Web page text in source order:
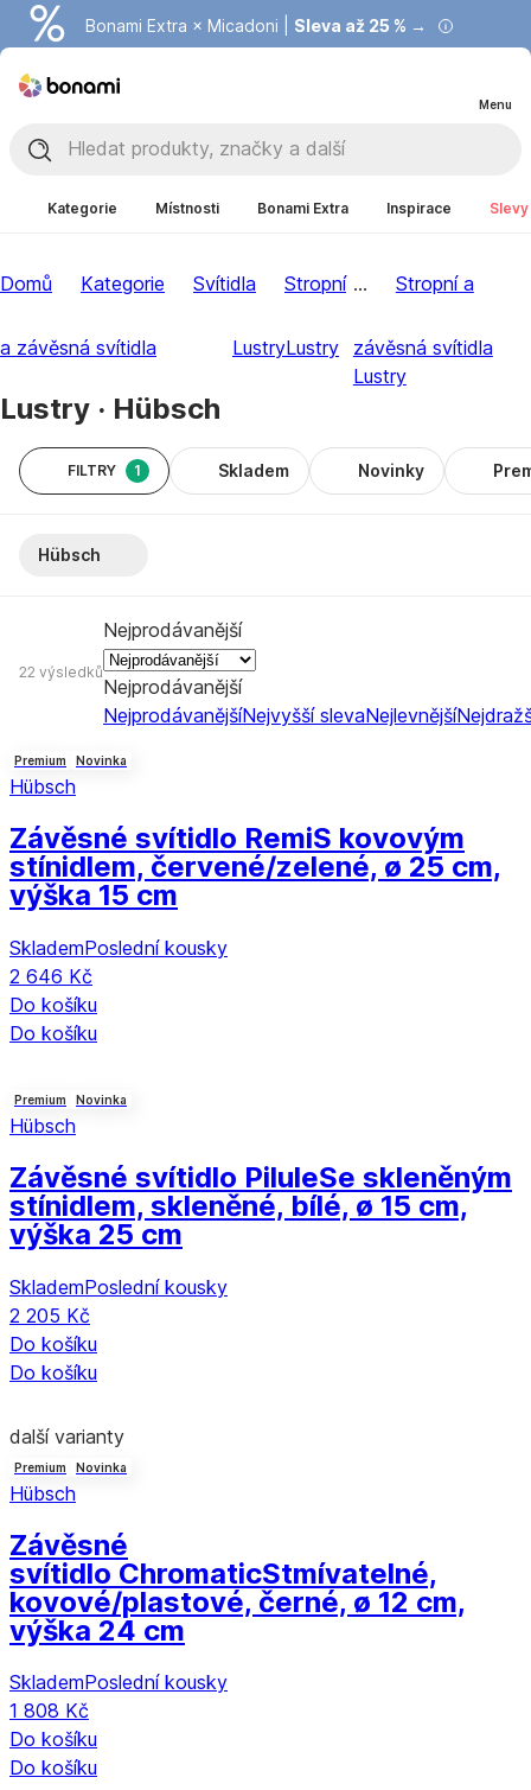
Bonami Extra × Micadoni | Sleva až 25 % →
Summer Sale | Ušetřete až 40 % →
Menu
Kategorie Místnosti Bonami Extra Inspirace
Domů Kategorie Svítidla Stropní
a závěsná svítidla LustryLustry
... Stropní a
závěsná svítidla
Lustry
Lustry · Hübsch
FILTRY 1 Skladem Novinky
Hübsch
22 výsledků
Nejprodávanější
Nejprodávanější
NejprodávanějšíNejvyšší slevaNejlevnější
Premium Novinka
Hübsch
Závěsné svítidlo RemiS kovovým
stínidlem, červené/zelené, ø 25 cm,
výška 15 cm
SklademPoslední kousky
2 646 Kč
Do košíku
Do košíku
Premium Novinka
Hübsch
Závěsné svítidlo PiluleSe skleněným
stínidlem, skleněné, bílé, ø 15 cm,
výška 25 cm
SklademPoslední kousky
2 205 Kč
Do košíku
Do košíku
další varianty
Premium Novinka
Hübsch
Závěsné
svítidlo ChromaticStmívatelné,
kovové/plastové, černé, ø 12 cm,
výška 24 cm
SklademPoslední kousky
1 808 Kč
Do košíku
Do košíku